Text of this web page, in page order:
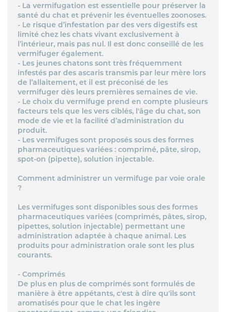
- La vermifugation est essentielle pour préserver la
santé du chat et prévenir les éventuelles zoonoses.
- Le risque d’infestation par des vers digestifs est
limité chez les chats vivant exclusivement à
l’intérieur, mais pas nul. Il est donc conseillé de les
vermifuger également.
- Les jeunes chatons sont très fréquemment
infestés par des ascaris transmis par leur mère lors
de l’allaitement, et il est préconisé de les
vermifuger dès leurs premières semaines de vie.
- Le choix du vermifuge prend en compte plusieurs
facteurs tels que les vers ciblés, l'âge du chat, son
mode de vie et la facilité d’administration du
produit.
- Les vermifuges sont proposés sous des formes
pharmaceutiques variées : comprimé, pâte, sirop,
spot-on (pipette), solution injectable.
Comment administrer un vermifuge par voie orale
?
Les vermifuges sont disponibles sous des formes
pharmaceutiques variées (comprimés, pâtes, sirop,
pipettes, solution injectable) permettant une
administration adaptée à chaque animal. Les
produits pour administration orale sont les plus
courants.
- Comprimés
De plus en plus de comprimés sont formulés de
manière à être appétants, c'est à dire qu'ils sont
aromatisés pour que le chat les ingère